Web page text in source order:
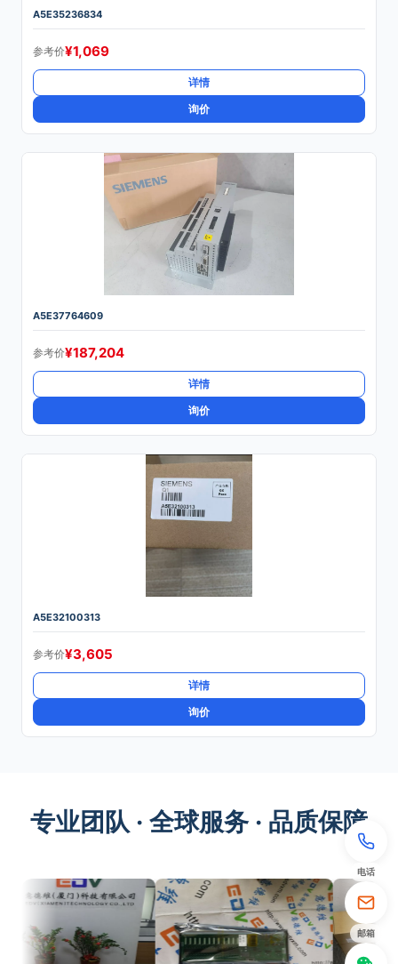
A5E35236834
参考价¥1,069
详情
询价
A5E37764609
参考价¥187,204
详情
询价
A5E32100313
参考价¥3,605
详情
询价
专业团队 · 全球服务 · 品质保障
电话
邮箱